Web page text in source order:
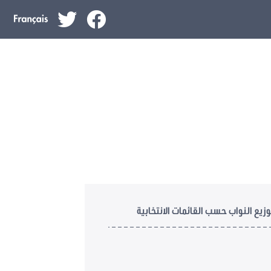
النواب حسب القائمات الانتخابية